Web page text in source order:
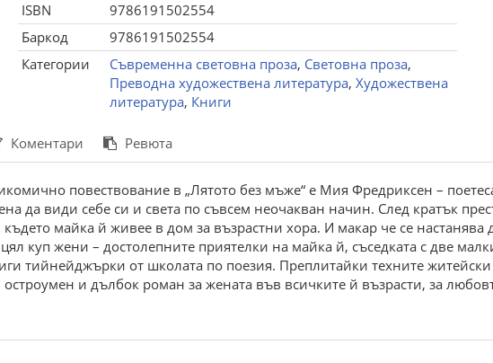
ISBN
9786191502554
Баркод
9786191502554
Категории
Съвременна световна проза, Световна проза,
Преводна художествена литература, Художествена
литература, Книги
Коментари Ревюта
повествование в „Лятото без мъже“ е Мия Фредриксен –
да види себе си и света по съвсем неочакван начин. След кратък
където майка й живее в дом за възрастни хора. И макар че се
куп жени – достолепните приятелки на майка й, съседката с две
тийнейджърки от школата по поезия. Преплитайки техните
остроумен и дълбок роман за жената във всичките й възрасти, за